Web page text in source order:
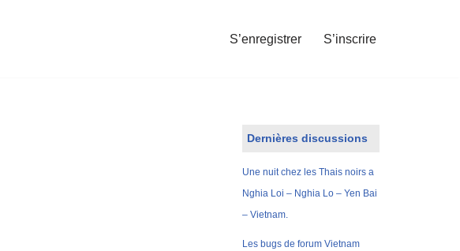
S’enregistrer S’inscrire
Dernières discussions
Une nuit chez les Thais noirs a
Nghia Loi – Nghia Lo – Yen Bai
– Vietnam.
Les bugs de forum Vietnam